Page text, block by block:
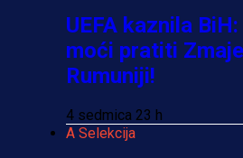
UEFA kaznila
moći pratiti
Rumuniji!
4 sedmica 23 h
A Selekcija